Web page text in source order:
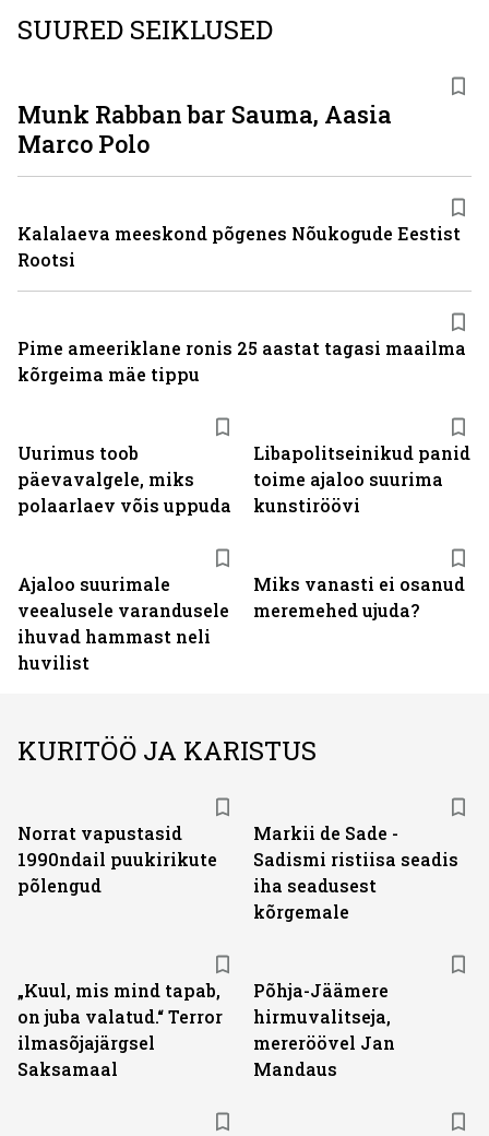
SUURED SEIKLUSED
Uurimus toob
päevavalgele, miks
polaarlaev võis uppuda
Libapolitseinikud panid
toime ajaloo suurima
kunstiröövi
Ajaloo suurimale
veealusele varandusele
ihuvad hammast neli
huvilist
Miks vanasti ei osanud
meremehed ujuda?
Munk Rabban bar Sauma, Aasia
Marco Polo
Kalalaeva meeskond põgenes Nõukogude Eestist
Rootsi
Pime ameeriklane ronis 25 aastat tagasi maailma
kõrgeima mäe tippu
KURITÖÖ JA KARISTUS
Norrat vapustasid
1990ndail puukirikute
põlengud
Markii de Sade -
Sadismi ristiisa seadis
iha seadusest
kõrgemale
„Kuul, mis mind tapab,
on juba valatud.“ Terror
ilmasõjajärgsel
Saksamaal
Põhja-Jäämere
hirmuvalitseja,
mereröövel Jan
Mandaus